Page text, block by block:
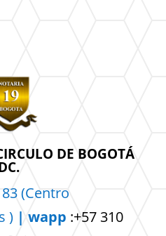
DE BOGOTÁ
(Centro
) | wapp :+57 310